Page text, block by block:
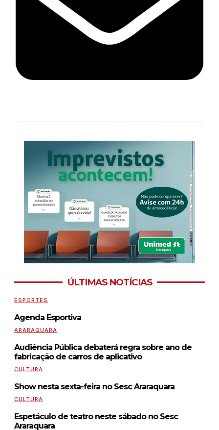
ÚLTIMAS NOTÍCIAS
ESPORTES
Agenda Esportiva
ARARAQUARA
Audiência Pública debaterá regra sobre ano de
fabricação de carros de aplicativo
CULTURA
Show nesta sexta-feira no Sesc Araraquara
CULTURA
Espetáculo de teatro neste sábado no Sesc
Araraquara